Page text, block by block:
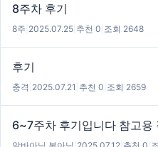
8주차 후기
8주 2025.07.25 추천 0 조회 2648
후기
충격 2025.07.21 추천 0 조회 2659
6~7주차 후기입니다 참고용
알바아님 봇아님 2025.07.12 추천 0